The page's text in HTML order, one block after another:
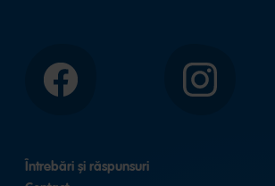
Facebook Instagram
Întrebări și răspunsuri